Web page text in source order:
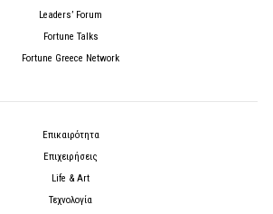
Leaders’ Forum
Fortune Talks
Fortune Greece Network
Επικαιρότητα
Επιχειρήσεις
Life & Art
Τεχνολογία